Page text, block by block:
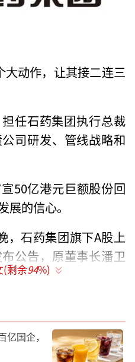
大动作，让其接二连三
任石药集团执行总裁
司研发、管线战略和
50亿港元巨额股份回
的信心。
，石药集团旗下A股上
公告，原董事长潘卫
。
从石药集团到其创新
动，释放的信号很明
(剩余94%)
国企，